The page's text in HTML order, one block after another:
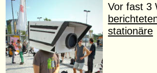
Vor fast 3
stationäre